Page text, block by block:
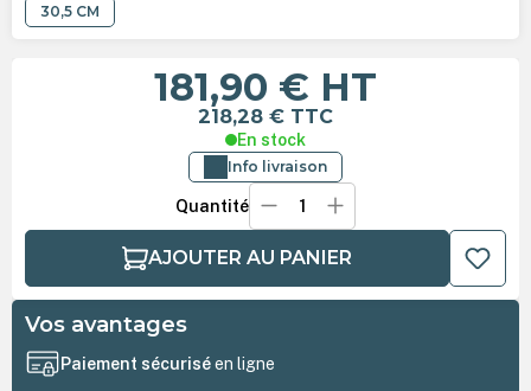
30,5 CM
181,90 € HT
218,28 € TTC
En stock
Info livraison
Quantité
AJOUTER AU PANIER
Vos avantages
Paiement sécuriséen ligne